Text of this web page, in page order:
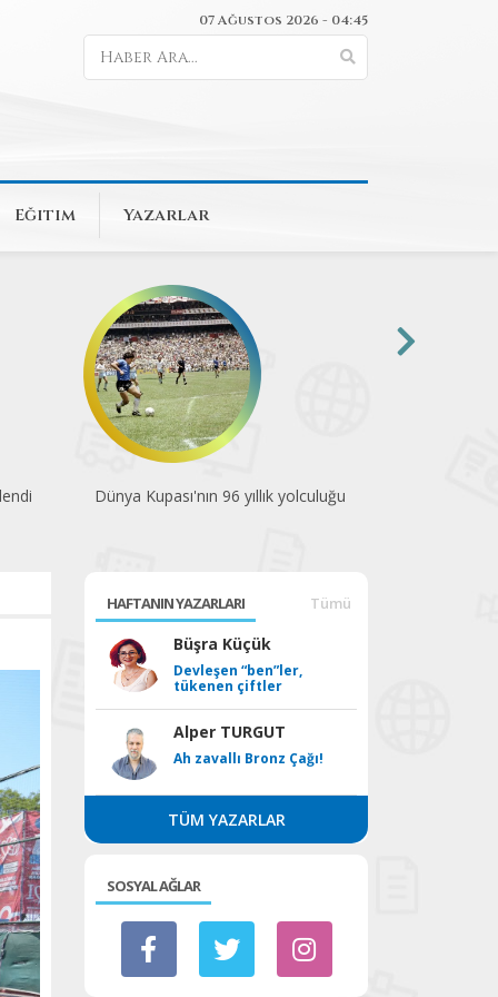
07 Ağustos 2026 - 04:45
Eğitim Yazarlar
Dünya Kupası'nın 96 yıllık yolculuğu
HAFTANIN YAZARLARI Tümü
Büşra Küçük
Devleşen “ben”ler,
tükenen çiftler
Alper TURGUT
Ah zavallı Bronz Çağı!
TÜM YAZARLAR
SOSYAL AĞLAR